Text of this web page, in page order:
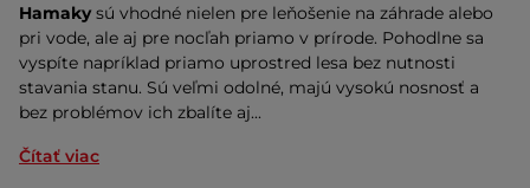
Hamakysú vhodné nielen pre leňošenie na záhrade alebo
pri vode, ale aj pre nocľah priamo v prírode. Pohodlne sa
vyspíte napríklad priamo uprostred lesa bez nutnosti
stavania stanu. Sú veľmi odolné, majú vysokú nosnosť a
bez problémov ich zbalíte aj...
Čítať viac